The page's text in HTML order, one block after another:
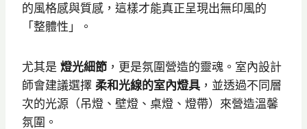
的風格感與質感，這樣才能真正呈現出無印風的
「整體性」。
尤其是 燈光細節 ，更是氛圍營造的靈魂。室內設計
師會建議選擇 柔和光線的室內燈具 ，並透過不同層
次的光源（吊燈、壁燈、桌燈、燈帶）來營造溫馨
氛圍。